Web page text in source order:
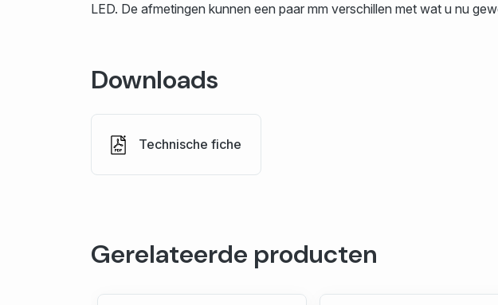
LED. De afmetingen kunnen een paar mm verschillen met wat u nu
Downloads
Technische fiche
Gerelateerde producten